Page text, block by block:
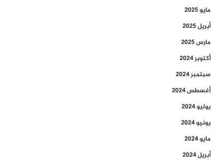
مايو 2025
أبريل 2025
مارس 2025
أكتوبر 2024
سبتمبر 2024
أغسطس 2024
يوليو 2024
يونيو 2024
مايو 2024
أبريل 2024